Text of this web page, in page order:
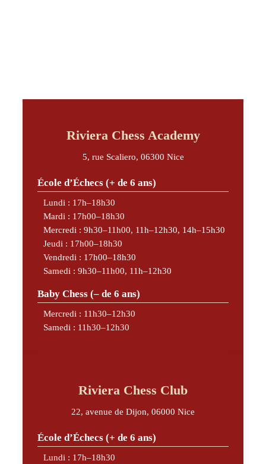
Riviera Chess Academy
5, rue Scaliero, 06300 Nice
École d’Échecs (+ de 6 ans)
Lundi : 17h–18h30
Mardi : 17h00–18h30
Mercredi : 9h30–11h00, 11h–12h30, 14h–15h30
Jeudi : 17h00–18h30
Vendredi : 17h00–18h30
Samedi : 9h30–11h00, 11h–12h30
Baby Chess (– de 6 ans)
Mercredi : 11h30–12h30
Samedi : 11h30–12h30
Riviera Chess Club
22, avenue de Dijon, 06000 Nice
École d’Échecs (+ de 6 ans)
Lundi : 17h–18h30